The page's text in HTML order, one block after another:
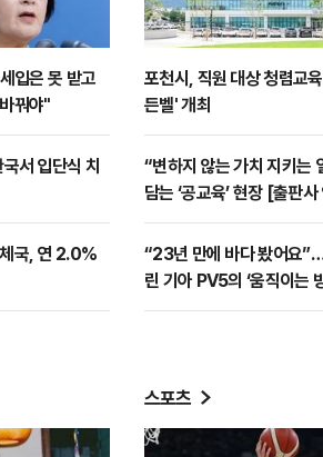
입은 못 받고
꿔야"
서 입단식 치
국, 연 2.0%
포천시, 직원 대상 청렴교
든벨' 개최
“변하지 않는 가치 지키는
담는 ‘공교육’ 현장 [출판
“23년 만에 바다 봤어요
린 기아 PV5의 ‘움직이는
스포츠